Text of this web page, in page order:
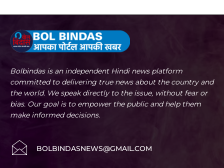
Bolbindas is an independent Hindi news platform
committed to delivering true news about the country and
the world. We speak directly to the issue, without fear or
bias. Our goal is to empower the public and help them
make informed decisions.
BOLBINDASNEWS@GMAIL.COM